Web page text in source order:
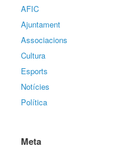
AFIC
Ajuntament
Associacions
Cultura
Esports
Notícies
Política
Meta